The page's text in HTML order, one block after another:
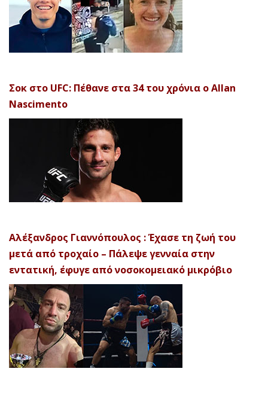
Σοκ στο UFC: Πέθανε στα 34 του χρόνια ο Allan
Nascimento
Αλέξανδρος Γιαννόπουλος : Έχασε τη ζωή του
μετά από τροχαίο – Πάλεψε γενναία στην
εντατική, έφυγε από νοσοκομειακό μικρόβιο